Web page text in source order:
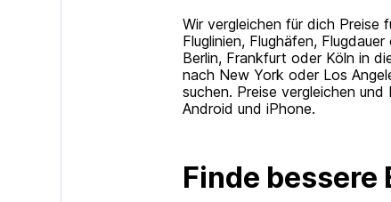
Wir vergleichen für dich Preise
Fluglinien, Flughäfen,
Berlin, Frankfurt oder Köln in
nach New York oder Los
suchen. Preise vergleichen
Android und iPhone.
Finde bessere